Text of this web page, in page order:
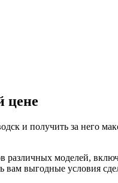
цене
и получить за
различных моделей,
вам выгодные условия